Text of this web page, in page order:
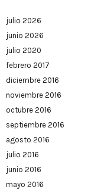
julio 2026
junio 2026
julio 2020
febrero 2017
diciembre 2016
noviembre 2016
octubre 2016
septiembre 2016
agosto 2016
julio 2016
junio 2016
mayo 2016